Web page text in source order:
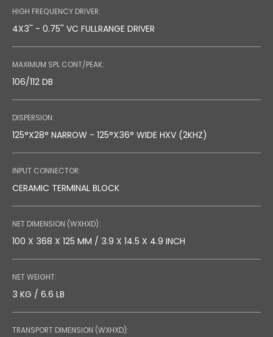
HIGH FREQUENCY DRIVER:
4X3'' - 0.75'' VC FULLRANGE DRIVER
MAXIMUM SPL CONT/PEAK:
106/112 DB
DISPERSION:
125°X28° NARROW - 125°X36° WIDE HXV (2KHZ)
INPUT CONNECTOR:
CERAMIC TERMINAL BLOCK
NET DIMENSION (WXHXD):
100 X 368 X 125 MM / 3.9 X 14.5 X 4.9 INCH
NET WEIGHT:
3 KG / 6.6 LB
TRANSPORT DIMENSION (WXHXD):